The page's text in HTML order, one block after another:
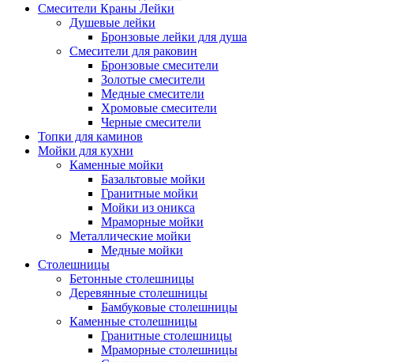
Смесители Краны Лейки
Душевые лейки
Бронзовые лейки для душа
Смесители для раковин
Бронзовые смесители
Золотые смесители
Медные смесители
Хромовые смесители
Черные смесители
Топки для каминов
Мойки для кухни
Каменные мойки
Базальтовые мойки
Гранитные мойки
Мойки из оникса
Мраморные мойки
Металлические мойки
Медные мойки
Столешницы
Бетонные столешницы
Деревянные столешницы
Бамбуковые столешницы
Каменные столешницы
Гранитные столешницы
Мраморные столешницы